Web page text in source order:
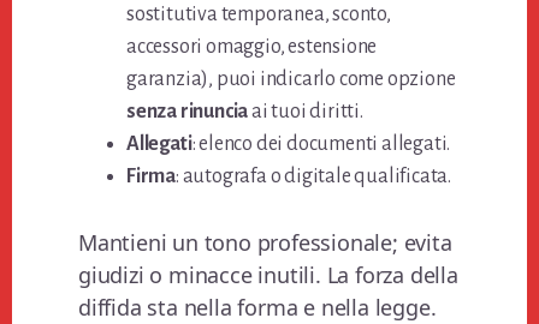
sostitutiva temporanea, sconto,
accessori omaggio, estensione
garanzia), puoi indicarlo come opzione
senza rinunciaai tuoi diritti.
Allegati: elenco dei documenti allegati.
Firma: autografa o digitale qualificata.
Mantieni un tono professionale; evita
giudizi o minacce inutili. La forza della
diffida sta nella forma e nella legge.